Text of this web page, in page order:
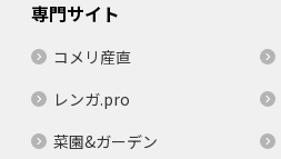
専門サイト
コメリ産直
レンガ.pro
菜園&ガーデン